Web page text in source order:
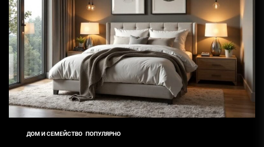
ДОМ И СЕМЕЙСТВО ПОПУЛЯРНО